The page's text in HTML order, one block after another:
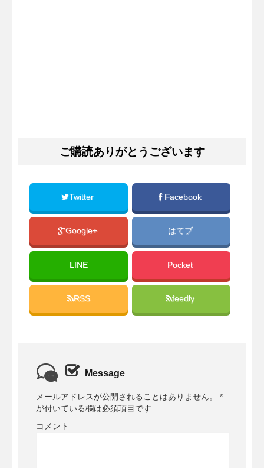
ご購読ありがとうございます
Twitter Facebook
Google+ はてブ
LINE Pocket
RSS feedly
Message
メールアドレスが公開されることはありません。
*
が付いている欄は必須項目です
コメント